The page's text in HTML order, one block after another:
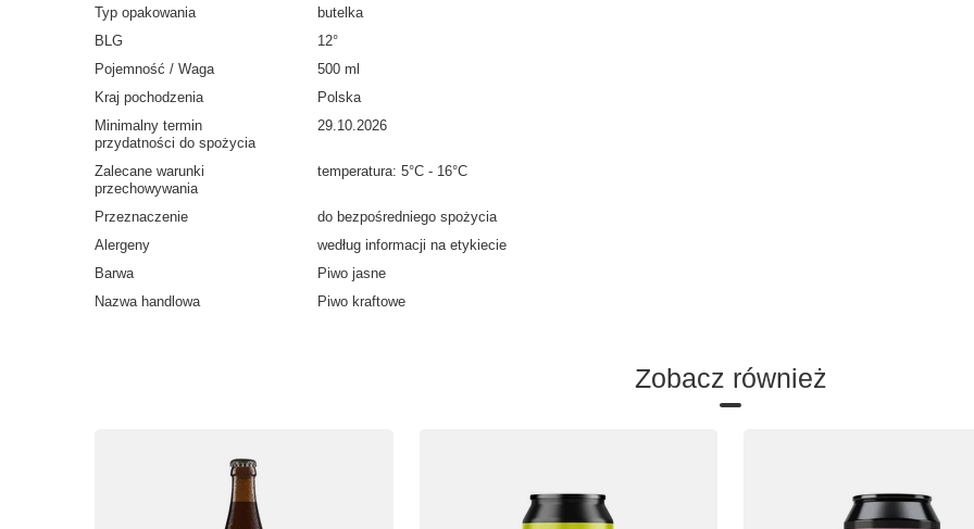
Typ opakowania
butelka
BLG
12°
Pojemność / Waga
500 ml
Kraj pochodzenia
Polska
Minimalny termin
przydatności do spożycia
29.10.2026
Zalecane warunki
przechowywania
temperatura: 5°C - 16°C
Przeznaczenie
do bezpośredniego spożycia
Alergeny
według informacji na etykiecie
Barwa
Piwo jasne
Nazwa handlowa
Piwo kraftowe
Zobacz również